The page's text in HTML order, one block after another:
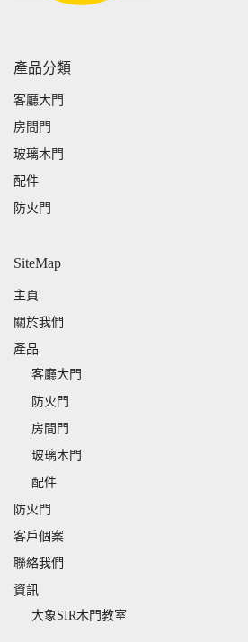
產品分類
客廳大門
房間門
玻璃木門
配件
防火門
SiteMap
主頁
關於我們
產品
客廳大門
防火門
房間門
玻璃木門
配件
防火門
客戶個案
聯絡我們
資訊
大象SIR木門教室